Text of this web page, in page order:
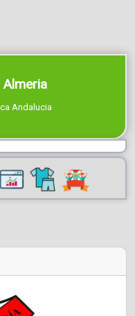
Almeria
Andalucia